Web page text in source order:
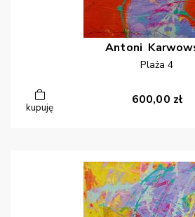
Antoni
Plaża 4
kupuję
600,00 zł